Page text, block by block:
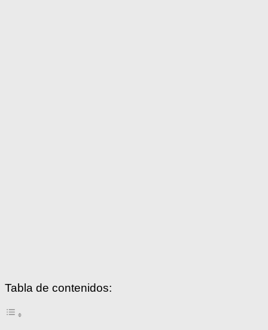
Tabla de contenidos: